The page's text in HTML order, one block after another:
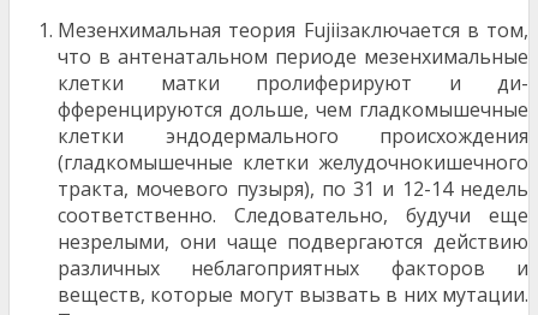
Мезенхимальная теория Fujiiзаключается в том,
что в антенатальном периоде мезенхи­мальные
клетки матки пролиферируют и ди­
фференцируются дольше, чем гладкомышеч­ные
клетки эндодермального происхождения
(гладкомышечные клетки желудочно­кишечного
тракта, мочевого пузыря), по 31 и 12-14 недель
соответственно. Следователь­но, будучи еще
незрелыми, они чаще подвер­гаются действию
различных неблагоприятных факторов и
веществ, которые могут вызвать в них мутации.